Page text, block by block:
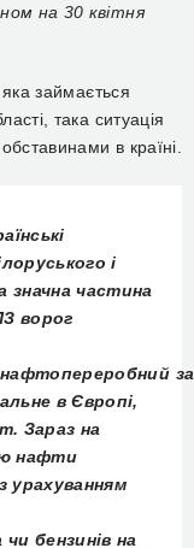
на 30 квітня
займається
така ситуація
в країні.
і
значна частина
ворог
нафтопереробний
в Європі,
Зараз на
нафти
урахуванням
чи бензинівна